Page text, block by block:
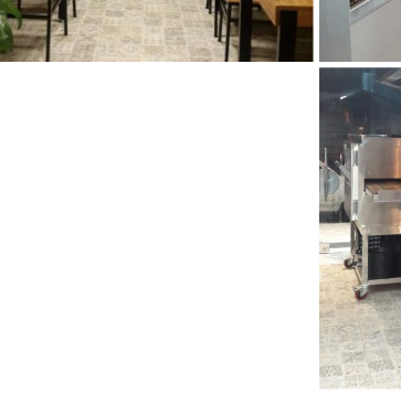
کلبه پیتزا مادر